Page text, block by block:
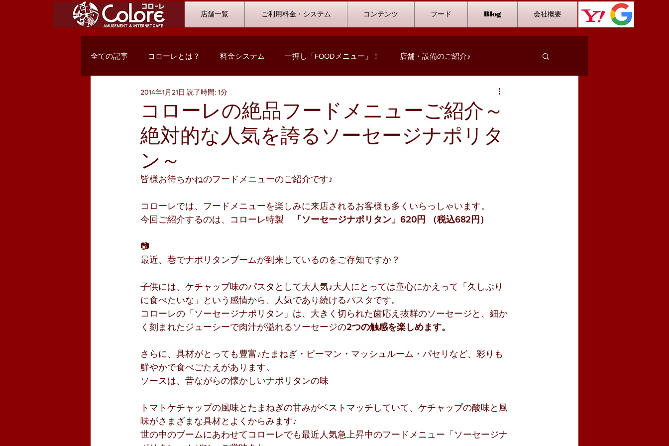
店舗一覧 ご利用料金・システム コンテンツ フード Blog 会社概要
全ての記事 コローレとは？ 料金システム 一押し「FOODメニュー」！ 店舗・設備のご紹介♪
オススメコミック 最新入荷コミック情報 スタッフインタビュー
浜松市野店 サンストリート浜北店 浜松志都呂店 掛川店 浜岡店 カラオケ ダーツ
PC関係・コンテンツ お客様の声 ビリヤード 料金プランシミュレーション
コローレの絶品フードメニューご紹介～
絶対的な人気を誇るソーセージナポリタ
ン～
2014年1月21日 読了時間: 1分
皆様お待ちかねのフードメニューのご紹介です♪
コローレでは、フードメニューを楽しみに来店されるお客様も多くいらっしゃいます。
今回ご紹介するのは、コローレ特製
「ソーセージナポリタン」620円 （税込682円）
📷
最近、巷でナポリタンブームが到来しているのをご存知ですか？
子供には、ケチャップ味のパスタとして大人気♪大人にとっては童心にかえって「久しぶり
に食べたいな」という感情から、人気であり続けるパスタです。
コローレの「ソーセージナポリタン」は、大きく切られた歯応え抜群のソーセージと、細か
く刻まれたジューシーで肉汁が溢れるソーセージの2つの触感を楽しめます。
さらに、具材がとっても豊富♪たまねぎ・ピーマン・マッシュルーム・パセリなど、彩りも
鮮やかで食べごたえがあります。
ソースは、昔ながらの懐かしいナポリタンの味
トマトケチャップの風味とたまねぎの甘みがベストマッチしていて、ケチャップの酸味と風
味がさまざまな具材とよくからみます♪
世の中のブームにあわせてコローレでも最近人気急上昇中のフードメニュー「ソーセージナ